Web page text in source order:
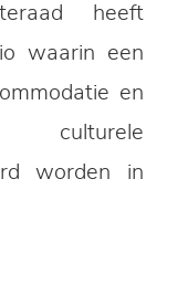
heeft
waarin een
en
culturele
worden in